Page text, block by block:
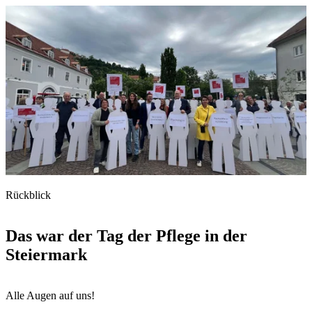
Rückblick
Das war der Tag der Pflege in der
Steiermark
Alle Augen auf uns!